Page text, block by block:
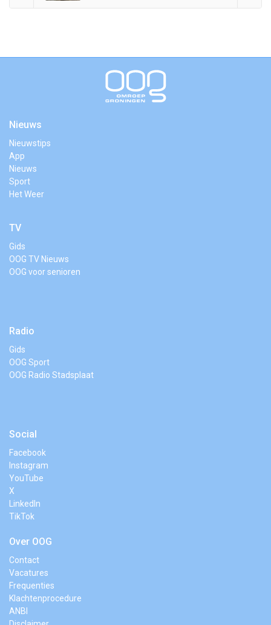
Nieuws
Nieuwstips
App
Nieuws
Sport
Het Weer
TV
Gids
OOG TV Nieuws
OOG voor senioren
Radio
Gids
OOG Sport
OOG Radio Stadsplaat
Social
Facebook
Instagram
YouTube
X
LinkedIn
TikTok
Over OOG
Contact
Vacatures
Frequenties
Klachtenprocedure
ANBI